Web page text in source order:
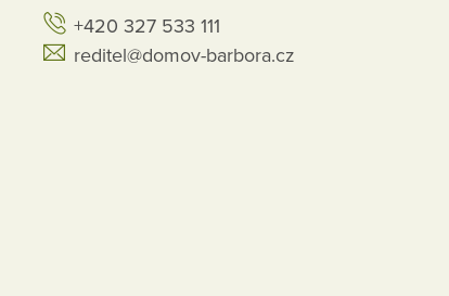
+420 327 533 111
reditel@domov-barbora.cz